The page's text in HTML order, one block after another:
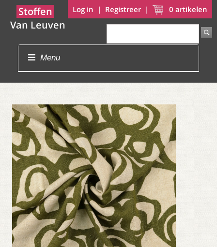
Log in | Registreer | 0 artikelen
Stoffen
Van Leuven
Menu